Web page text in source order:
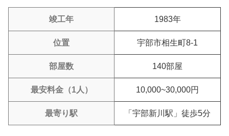
竣工年 1983年
位置 宇部市相生町8-1
部屋数 140部屋
最安料金（1人） 10,000~30,000円
最寄り駅 「宇部新川駅」徒歩5分